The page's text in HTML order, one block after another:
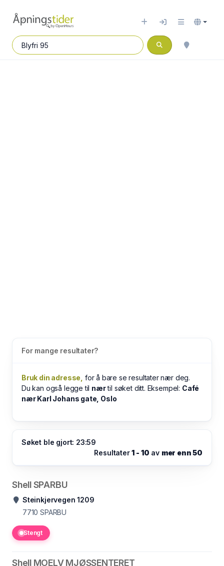
For mange resultater?
Bruk din adresse, for å bare se resultater nær deg.
Du kan også legge til nærtil søket ditt. Eksempel: Café
nær Karl Johans gate, Oslo
Søket ble gjort: 23:59
Resultater1 - 10 av mer enn 50
Shell SPARBU
Steinkjervegen 1209
7710 SPARBU
Stengt
Shell MOELV MJØSSENTERET